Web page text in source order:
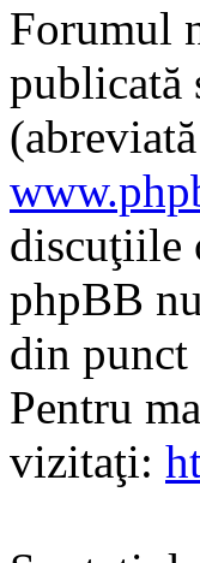
Forumul
publicată
discuţiile
phpBB
din punct
Pentru
vizitaţi: